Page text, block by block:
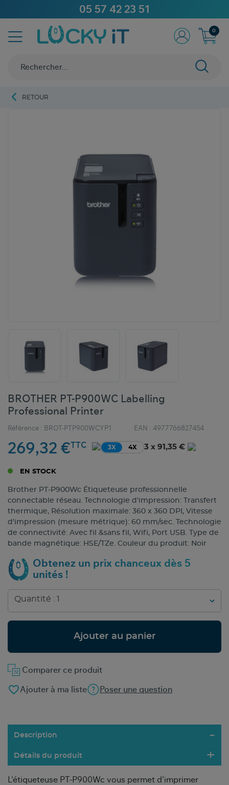
05 57 42 23 51
0
RETOUR
BROTHER PT-P900WC Labelling
Professional Printer
Référence : BROT-PTP900WCYP1 EAN : 4977766827454
269,32 €TTC 3X 4X 3 x 91,35 €
EN STOCK
Brother PT-P900Wc Étiqueteuse professionnelle
connectable réseau. Technologie d'impression: Transfert
thermique, Résolution maximale: 360 x 360 DPI, Vitesse
d'impression (mesure métrique): 60 mm/sec. Technologie
de connectivité: Avec fil &sans fil, Wifi, Port USB. Type de
bande magnétique: HSE/TZe. Couleur du produit: Noir
Obtenez un prix chanceux dès 5
unités !
Ajouter au panier
favorite_borderAjouter à ma liste Poser une question
Comparer ce produit
Description
Détails du produit
L'étiqueteuse PT-P900Wc vous permet d'imprimer